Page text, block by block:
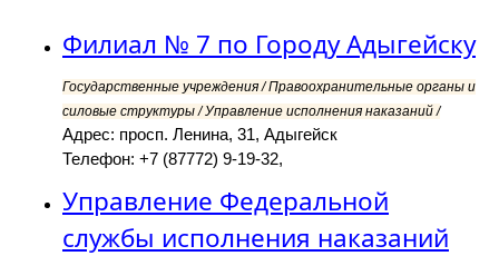
Филиал № 7 по Городу Адыгейску
Государственные учреждения / Правоохранительные органы и
силовые структуры / Управление исполнения наказаний /
Адрес: просп. Ленина, 31, Адыгейск
Телефон: +7 (87772) 9-19-32,
Управление Федеральной
службы исполнения наказаний